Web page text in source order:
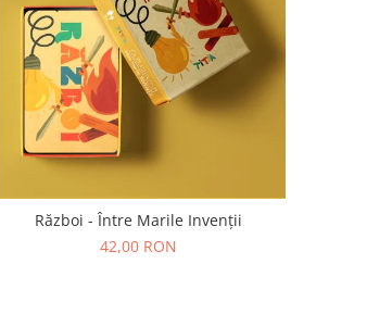
Război - Între Marile Invenții
42,00 RON